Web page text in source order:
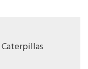
Caterpillas